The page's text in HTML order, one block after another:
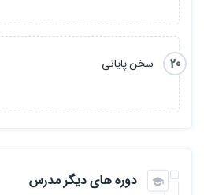
20
سخن پایانی
دوره های دیگر مدرس